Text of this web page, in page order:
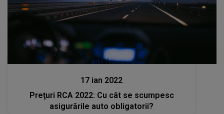
Stiri
17 ian 2022
Preţuri RCA 2022: Cu cât se scumpesc
asigurările auto obligatorii?